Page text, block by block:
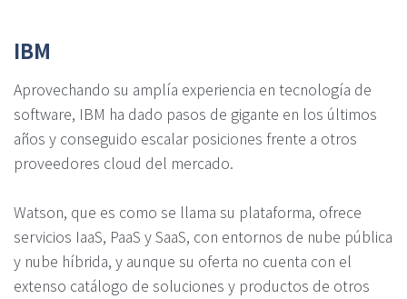
IBM
Aprovechando su amplía experiencia en tecnología de
software, IBM ha dado pasos de gigante en los últimos
años y conseguido escalar posiciones frente a otros
proveedores cloud del mercado.
Watson, que es como se llama su plataforma, ofrece
servicios IaaS, PaaS y SaaS, con entornos de nube pública
y nube híbrida, y aunque su oferta no cuenta con el
extenso catálogo de soluciones y productos de otros